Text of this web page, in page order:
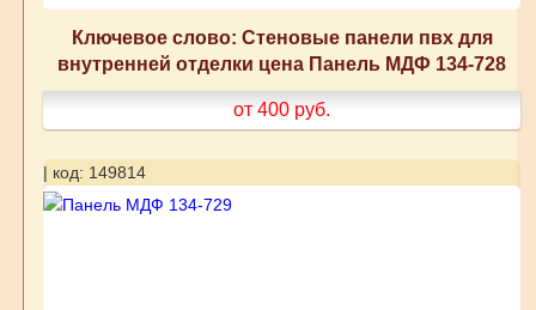
Ключевое слово: Стеновые панели пвх для
внутренней отделки цена Панель МДФ 134-728
от 400 руб.
| код: 149814